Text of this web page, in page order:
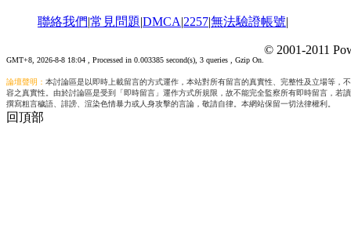
聯絡我們|常見問題|DMCA|2257|無法驗證帳號|
GMT+8, 2026-8-8 18:04 , Processed in 0.003385 second(s), 3 queries , Gzip On.
© 2001-2011
論壇聲明： 本討論區是以即時上載留言的方式運作，本站對所有留言的真實性、完整性及立場等
容之真實性。由於討論區是受到「即時留言」運作方式所規限，故不能完全監察所有即時留言，
撰寫粗言穢語、誹謗、渲染色情暴力或人身攻擊的言論，敬請自律。本網站保留一切法律權利。
回頂部